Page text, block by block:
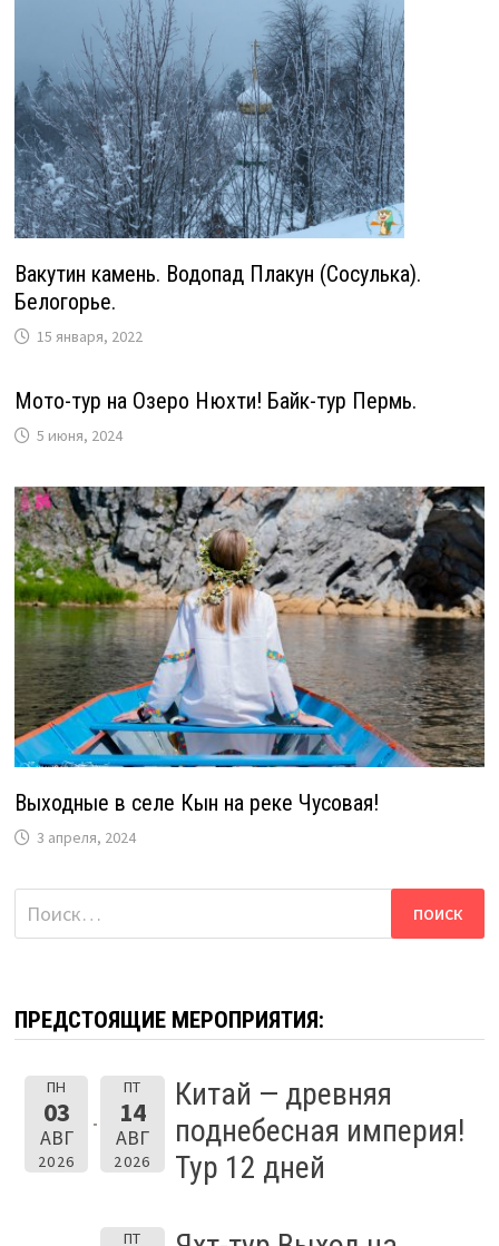
Вакутин камень. Водопад Плакун (Сосулька).
Белогорье.
15 января, 2022
Мото-тур на Озеро Нюхти! Байк-тур Пермь.
5 июня, 2024
Выходные в селе Кын на реке Чусовая!
3 апреля, 2024
Найти:
ПРЕДСТОЯЩИЕ МЕРОПРИЯТИЯ:
ПН
03
АВГ
2026
ПТ
14
АВГ
2026
Китай — древняя
поднебесная империя!
Тур 12 дней
ПТ